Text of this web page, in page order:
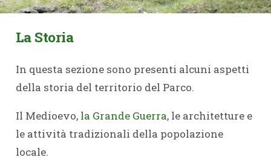
La Storia
In questa sezione sono presenti alcuni aspetti
della storia del territorio del Parco.
Il Medioevo, la Grande Guerra, le architetture e
le attività tradizionali della popolazione
locale.